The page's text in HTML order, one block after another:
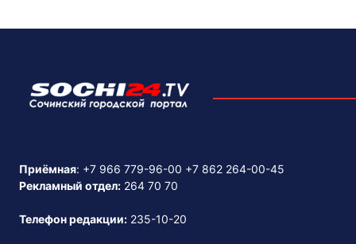
Приёмная: +7 966 779-96-00 +7 862 264-00-45
Рекламный отдел: 264 70 70
Телефон редакции: 235-10-20